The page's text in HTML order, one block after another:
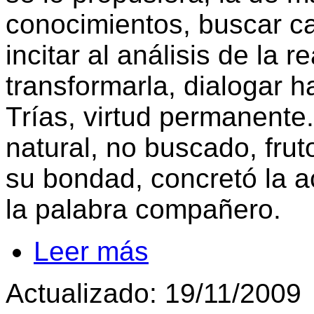
conocimientos, buscar
incitar al análisis de la
transformarla, dialogar
Trías, virtud
natural, no buscado,
su bondad, concretó la
la palabra compañero.
Leer más
Actualizado: 19/11/2009